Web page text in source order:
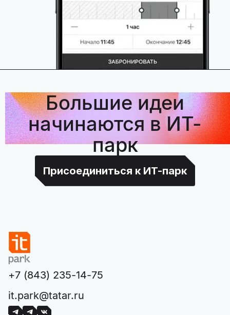
Большие идеи
начинаются в ИТ-
парк
Присоединиться к ИТ-парк
+7 (843) 235-14-75
it.park@tatar.ru